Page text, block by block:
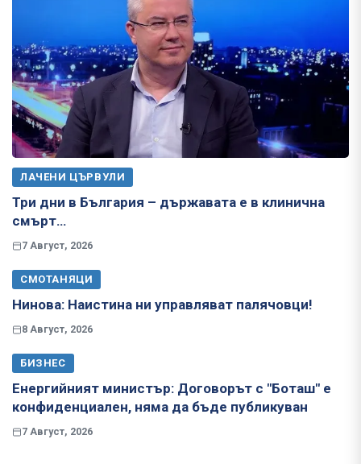
ЛАЧЕНИ ЦЪРВУЛИ
Три дни в България – държавата е в клинична
смърт…
7 Август, 2026
СМОТАНЯЦИ
Нинова: Наистина ни управляват палячовци!
8 Август, 2026
БИЗНЕС
Енергийният министър: Договорът с "Боташ" е
конфиденциален, няма да бъде публикуван
7 Август, 2026